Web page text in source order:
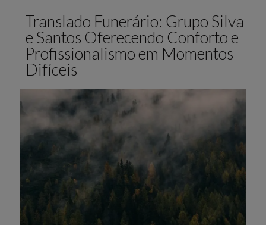
Translado Funerário: Grupo Silva
e Santos Oferecendo Conforto e
Profissionalismo em Momentos
Difíceis